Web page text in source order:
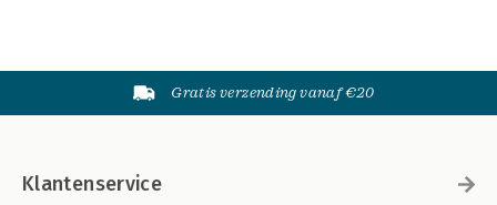
Gratis verzending vanaf €20
Klantenservice